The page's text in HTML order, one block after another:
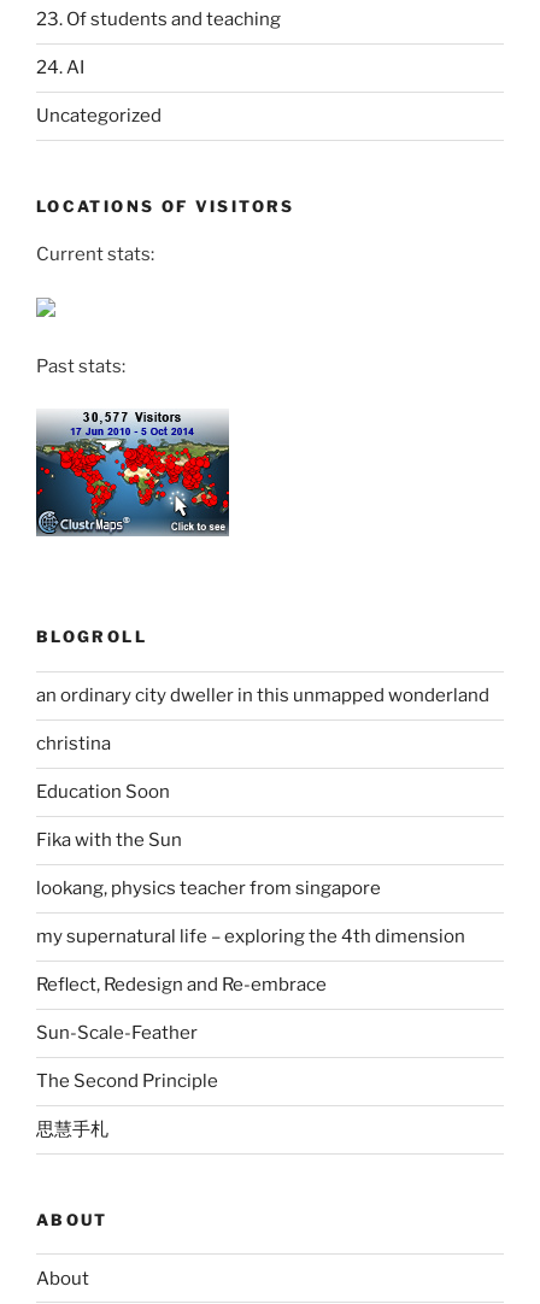
23. Of students and teaching
24. AI
Uncategorized
LOCATIONS OF VISITORS
Current stats:
Past stats:
BLOGROLL
an ordinary city dweller in this unmapped wonderland
christina
Education Soon
Fika with the Sun
lookang, physics teacher from singapore
my supernatural life – exploring the 4th dimension
Reflect, Redesign and Re-embrace
Sun-Scale-Feather
The Second Principle
思慧手札
ABOUT
About